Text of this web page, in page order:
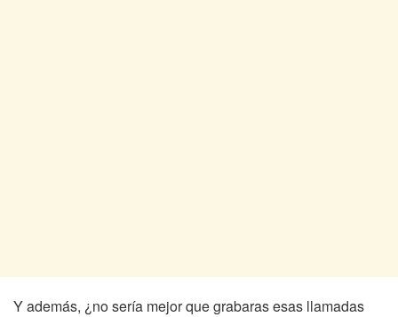
Y además, ¿no sería mejor que grabaras esas llamadas